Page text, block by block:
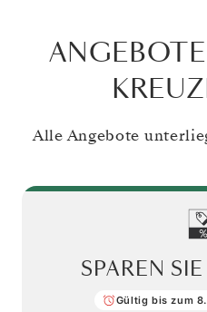
Alle Angebote
SPAREN
Gültig bis zum